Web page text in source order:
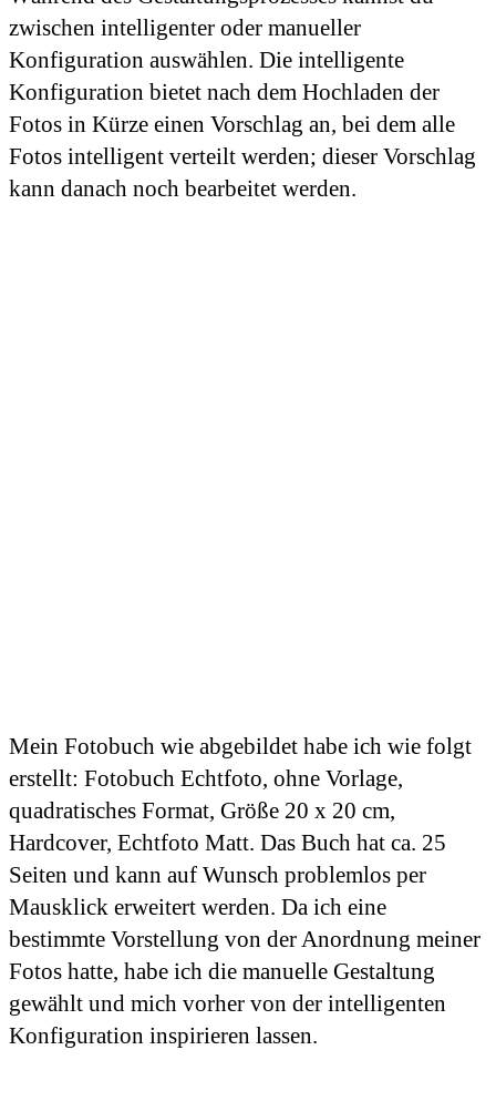
zwischen intelligenter oder manueller
Konfiguration auswählen. Die intelligente
Konfiguration bietet nach dem Hochladen der
Fotos in Kürze einen Vorschlag an, bei dem alle
Fotos intelligent verteilt werden; dieser Vorschlag
kann danach noch bearbeitet werden.
Mein Fotobuch wie abgebildet habe ich wie folgt
erstellt: Fotobuch Echtfoto, ohne Vorlage,
quadratisches Format, Größe 20 x 20 cm,
Hardcover, Echtfoto Matt. Das Buch hat ca. 25
Seiten und kann auf Wunsch problemlos per
Mausklick erweitert werden. Da ich eine
bestimmte Vorstellung von der Anordnung meiner
Fotos hatte, habe ich die manuelle Gestaltung
gewählt und mich vorher von der intelligenten
Konfiguration inspirieren lassen.